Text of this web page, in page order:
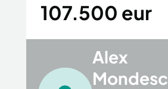
107.500 eur
Alex